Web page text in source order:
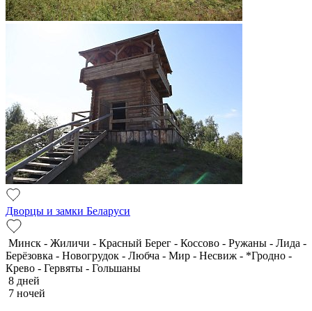
Дворцы и замки Беларуси
Минск - Жиличи - Красный Берег - Коссово - Ружаны - Лида -
Берёзовка - Новогрудок - Любча - Мир - Несвиж - *Гродно -
Крево - Гервяты - Гольшаны
8 дней
7 ночей